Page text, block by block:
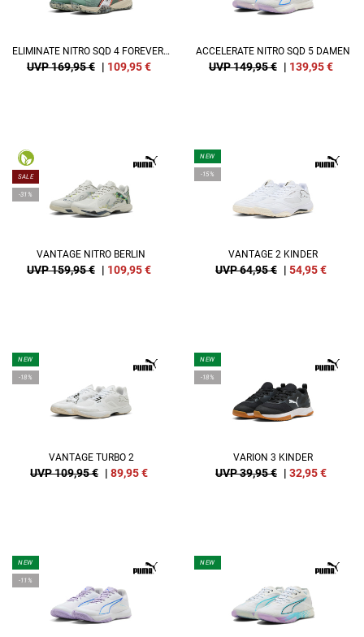
ELIMINATE NITRO SQD 4 FOREVER.BETTER.
UVP 169,95 € | 109,95€
ACCELERATE NITRO SQD 5 DAMEN
UVP 149,95 € | 139,95€
SALE
-31%
VANTAGE NITRO BERLIN
UVP 159,95 € | 109,95€
NEW
-15%
VANTAGE 2 KINDER
UVP 64,95 € | 54,95€
NEW
-18%
VANTAGE TURBO 2
UVP 109,95 € | 89,95€
NEW
-18%
VARION 3 KINDER
UVP 39,95 € | 32,95€
NEW
-11%
NEW